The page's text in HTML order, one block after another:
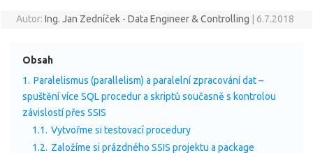
Autor: Ing. Jan Zedníček - Data Engineer & Controlling 6.7.2018
Obsah
1. Paralelismus (parallelism) a paralelní zpracování dat –
spuštění více SQL procedur a skriptů současně s kontrolou
závislostí přes SSIS
1.1. Vytvořme si testovací procedury
1.2. Založíme si prázdného SSIS projektu a package